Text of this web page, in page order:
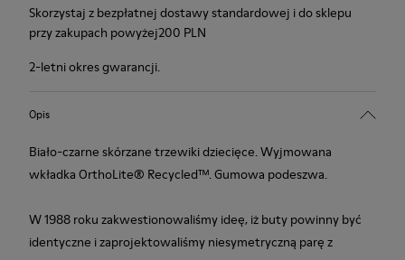
Skorzystaj z bezpłatnej dostawy standardowej i do sklepu
przy zakupach powyżej200 PLN
2-letni okres gwarancji.
Opis
Biało-czarne skórzane trzewiki dziecięce. Wyjmowana
wkładka OrthoLite® Recycled™. Gumowa podeszwa.
W 1988 roku zakwestionowaliśmy ideę, iż buty powinny być
identyczne i zaprojektowaliśmy niesymetryczną parę z